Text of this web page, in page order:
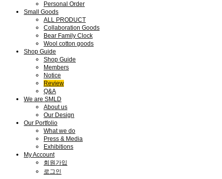
Personal Order
Small Goods
ALL PRODUCT
Collaboration Goods
Bear Family Clock
Wool cotton goods
Shop Guide
Shop Guide
Members
Notice
Review
Q&A
We are SMLD
About us
Our Design
Our Portfolio
What we do
Press & Media
Exhibitions
My Account
회원가입
로그인